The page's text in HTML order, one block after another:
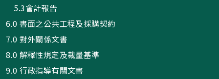
5.3會計報告
6.0 書面之公共工程及採購契約
7.0 對外關係文書
8.0 解釋性規定及裁量基準
9.0 行政指導有關文書